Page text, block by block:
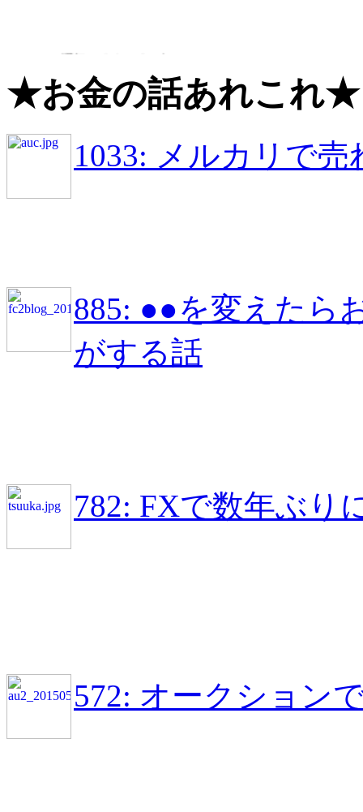
★お金の話あれこれ★
1033: メルカリで
885: ●●を変えたら
がする話
782: FXで数年ぶり
572: オークション